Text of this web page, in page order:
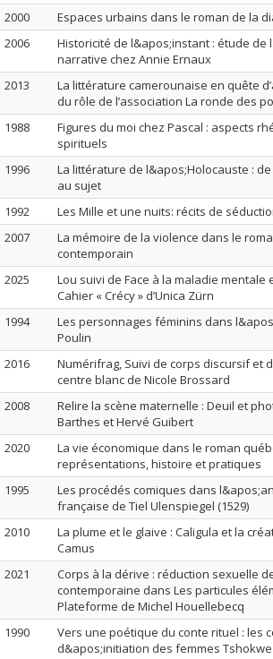
2000
Espaces urbains dans le roman de la
2006
Historicité de l&apos;instant : étude de
narrative chez Annie Ernaux
2013
La littérature camerounaise en quête
du rôle de l’association La ronde des
1988
Figures du moi chez Pascal : aspects
spirituels
1996
La littérature de l&apos;Holocauste :
au sujet
1992
Les Mille et une nuits: récits de
2007
La mémoire de la violence dans le
contemporain
2025
Lou suivi de Face à la maladie mentale
Cahier « Crécy » d’Unica Zürn
1994
Les personnages féminins dans
Poulin
2016
Numérifrag, Suivi de corps discursif et
centre blanc de Nicole Brossard
2008
Relire la scène maternelle : Deuil et
Barthes et Hervé Guibert
2020
La vie économique dans le roman
représentations, histoire et pratiques
1995
Les procédés comiques dans
française de Tiel Ulenspiegel (1529)
2010
La plume et le glaive : Caligula et la
Camus
2021
Corps à la dérive : réduction sexuelle
contemporaine dans Les particules
Plateforme de Michel Houellebecq
1990
Vers une poétique du conte rituel : les
d&apos;initiation des femmes